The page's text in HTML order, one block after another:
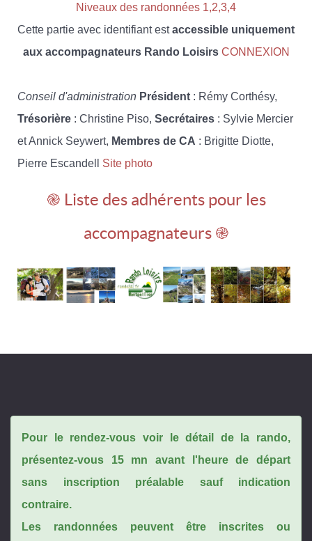
Niveaux des randonnées 1,2,3,4
Cette partie avec identifiant estaccessible uniquement
aux accompagnateurs Rando Loisirs CONNEXION
Conseil d'administration Président : Rémy Corthésy,
Trésorière : Christine Piso, Secrétaires : Sylvie Mercier
et Annick Seywert, Membres de CA : Brigitte Diotte,
Pierre Escandell Site photo
֎ Liste des adhérents pour les
accompagnateurs ֎
Pour le rendez-vous voir le détail de la rando,
présentez-vous 15 mn avant l'heure de départ
sans inscription préalable sauf indication
contraire.
Les randonnées peuvent être inscrites ou